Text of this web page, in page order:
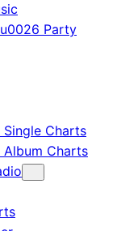
Party
Single Charts
Album Charts